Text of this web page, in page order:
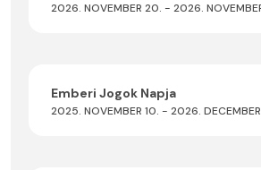
2026. NOVEMBER 20. - 2026.
Emberi Jogok Napja
2025. NOVEMBER 10. - 2026.